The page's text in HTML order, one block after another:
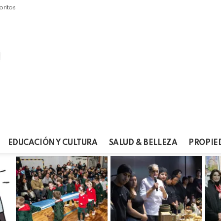
EDUCACIÓN Y CULTURA SALUD & BELLEZA